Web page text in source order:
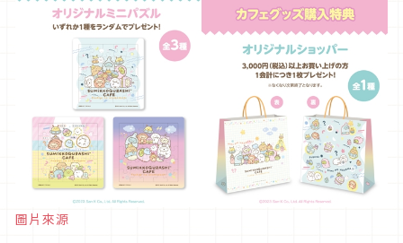
圖片來源